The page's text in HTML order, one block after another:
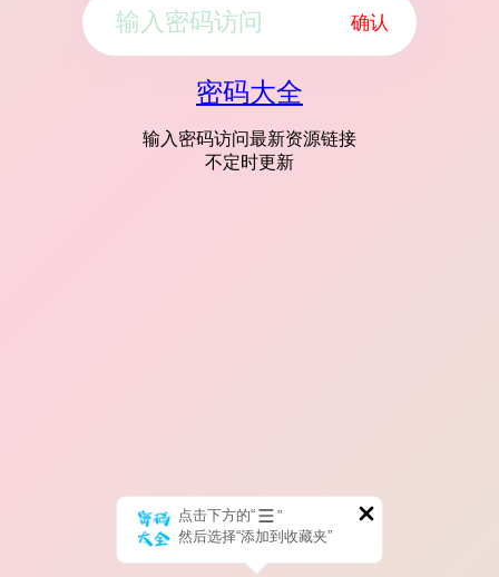
确认
密码大全
输入密码访问最新资源链接
不定时更新
点击下方的“
”
然后选择“添加到收藏夹”